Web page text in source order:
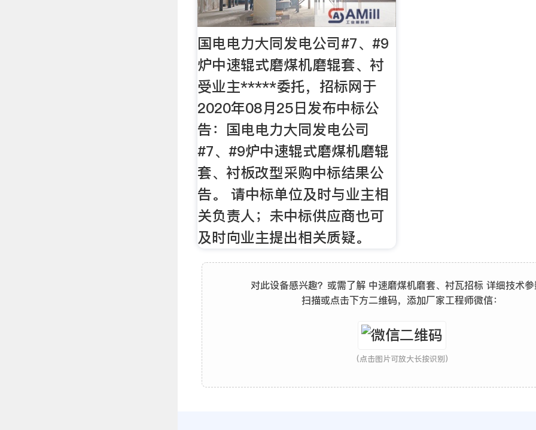
国电电力大同发电公司#7、#9
炉中速辊式磨煤机磨辊套、衬
受业主*****委托，招标网于
2020年08月25日发布中标公
告：国电电力大同发电公司
#7、#9炉中速辊式磨煤机磨辊
套、衬板改型采购中标结果公
告。 请中标单位及时与业主相
关负责人；未中标供应商也可
及时向业主提出相关质疑。
对此设备感兴趣？或需了解 中速磨煤机磨套、衬瓦招标 详细技术
扫描或点击下方二维码，添加厂家工程师微信：
(点击图片可放大长按识别)